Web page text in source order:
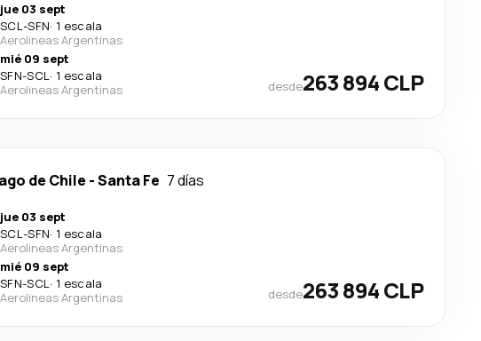
jue 03 sept
SCL-SFN· 1 escala
Aerolineas Argentinas
mié 09 sept
SFN-SCL· 1 escala
Aerolineas Argentinas
desde263 894 CLP
de Chile -Santa Fe 7 días
jue 03 sept
SCL-SFN· 1 escala
Aerolineas Argentinas
mié 09 sept
SFN-SCL· 1 escala
Aerolineas Argentinas
desde263 894 CLP